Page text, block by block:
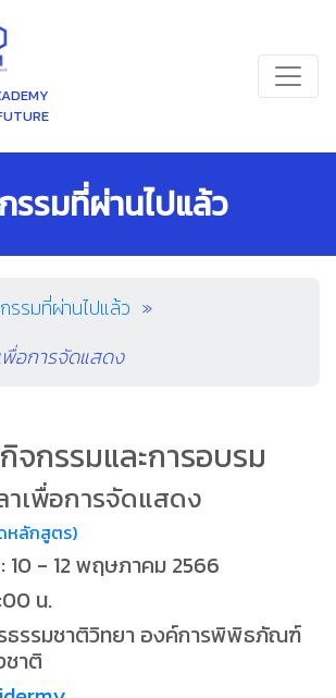
รรมที่ผ่านไปแล้ว
รรมที่ผ่านไปแล้ว
อการจัดแสดง
จกรรมและการอบรม
เพื่อการจัดแสดง
หลักสูตร)
10 - 12 พฤษภาคม 2566
น.
ธรรมชาติวิทยา องค์การพิพิธภัณฑ์
าติ